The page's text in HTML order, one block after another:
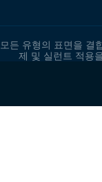
모든 유형의 표면을 결
제 및 실런트 적용